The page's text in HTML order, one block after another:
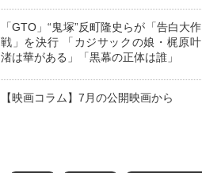
「GTO」“鬼塚”反町隆史らが「告白大作
戦」を決行 「カジサックの娘・梶原叶
渚は華がある」「黒幕の正体は誰」
【映画コラム】7月の公開映画から